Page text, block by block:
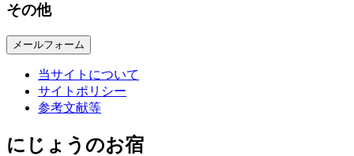
その他
メールフォーム
当サイトについて
サイトポリシー
参考文献等
にじょうのお宿